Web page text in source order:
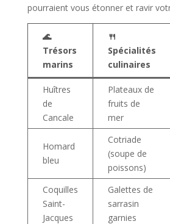
pourraient vous étonner et ravir
🌊
Trésors
marins
🍴
Spécialités
culinaires
Huîtres
de
Cancale
Plateaux de
fruits de
mer
Homard
bleu
Cotriade
(soupe de
poissons)
Coquilles
Saint-
Jacques
Galettes de
sarrasin
garnies